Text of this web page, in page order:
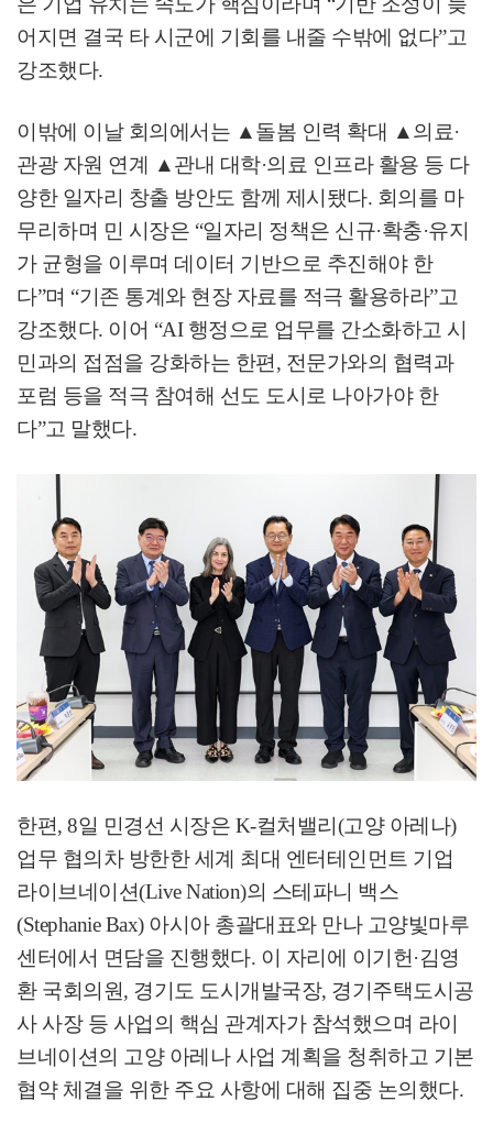
어지면 결국 타 시군에 기회를 내줄 수밖에 없다”고
강조했다.
이밖에 이날 회의에서는 ▲돌봄 인력 확대 ▲의료·
관광 자원 연계
▲관내 대학·의료 인프라 활용 등 다
양한 일자리 창출 방안도 함께 제시됐다. 회의를 마
무리하며 민 시장은 “일자리 정책은 신규·확충·유지
가 균형을 이루며 데이터 기반으로 추진해야 한
다”며 “기존 통계와 현장 자료를 적극 활용하라”고
강조했다. 이어 “AI 행정으로 업무를 간소화하고 시
민과의 접점을 강화하는 한편 , 전문가와의 협력과
포럼 등을 적극 참여해 선도 도시로 나아가야 한
다”고 말했다.
한편, 8일 민경선 시장은 K-컬처밸리(고양 아레나)
업무 협의차 방한한 세계 최대 엔터테인먼트 기업
라이브네이션(Live Nation)의 스테파니 백스
(Stephanie Bax) 아시아 총괄대표와 만나 고양빛마루
센터에서 면담을 진행했다. 이 자리에 이기헌·김영
환 국회의원, 경기도 도시개발국장, 경기주택도시공
사 사장 등 사업의 핵심 관계자가 참석했으며 라이
브네이션의 고양 아레나 사업 계획을 청취하고 기본
협약 체결을 위한 주요 사항에 대해 집중 논의했다.